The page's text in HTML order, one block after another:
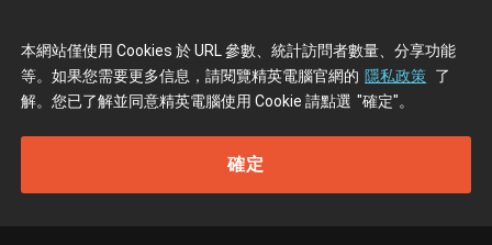
本網站僅使用 Cookies 於 URL 參數、統計訪問者數量、分享功能
等。如果您需要更多信息，請閱覽精英電腦官網的 隱私政策 了
解。您已了解並同意精英電腦使用 Cookie 請點選 "確定"。
確定